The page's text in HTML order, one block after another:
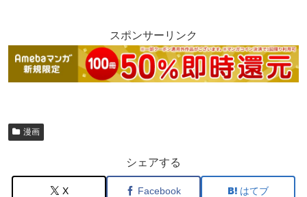
スポンサーリンク
漫画
シェアする
X Facebook はてブ